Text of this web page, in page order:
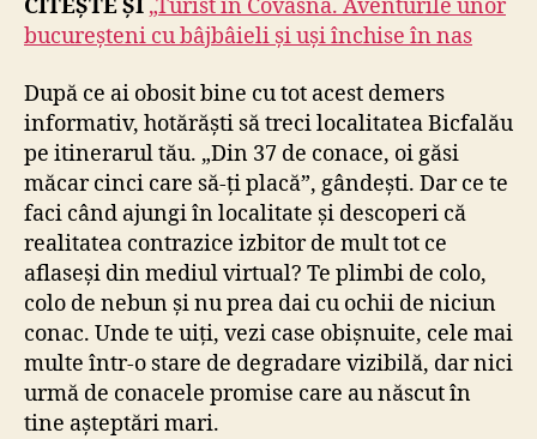
CITEȘTE ȘI „Turist în Covasna. Aventurile unor
bucureșteni cu bâjbâieli și uși închise în nas
După ce ai obosit bine cu tot acest demers
informativ, hotărăști să treci localitatea Bicfalău
pe itinerarul tău. „Din 37 de conace, oi găsi
măcar cinci care să-ți placă”, gândești. Dar ce te
faci când ajungi în localitate și descoperi că
realitatea contrazice izbitor de mult tot ce
aflaseși din mediul virtual? Te plimbi de colo,
colo de nebun și nu prea dai cu ochii de niciun
conac. Unde te uiți, vezi case obișnuite, cele mai
multe într-o stare de degradare vizibilă, dar nici
urmă de conacele promise care au născut în
tine așteptări mari.